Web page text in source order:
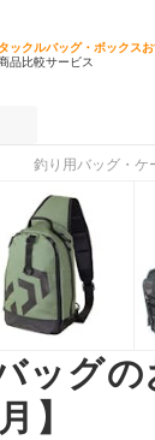
タックルバッグ・ボックス
品比較サービス
釣り用バッグ・ケ
ッグ
】